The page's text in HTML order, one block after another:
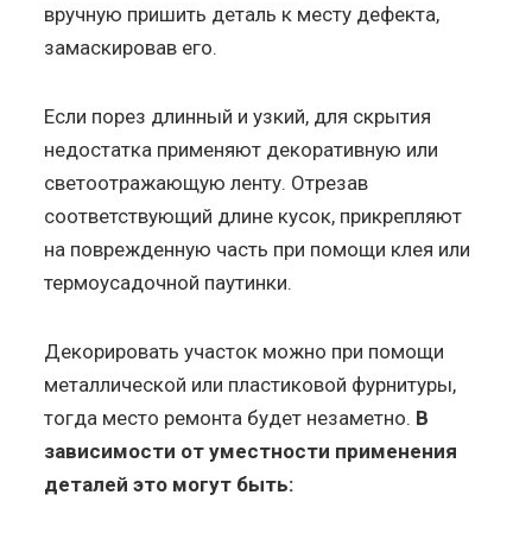
вручную пришить деталь к месту дефекта,
замаскировав его.
Если порез длинный и узкий, для скрытия
недостатка применяют декоративную или
светоотражающую ленту. Отрезав
соответствующий длине кусок, прикрепляют
на поврежденную часть при помощи клея или
термоусадочной паутинки.
Декорировать участок можно при помощи
металлической или пластиковой фурнитуры,
тогда место ремонта будет незаметно. В
зависимости от уместности применения
деталей это могут быть: